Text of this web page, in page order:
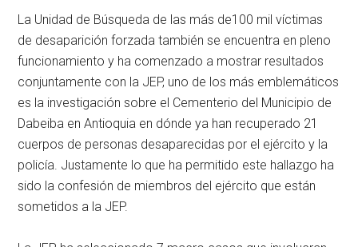
La Unidad de Búsqueda de las más de100 mil víctimas
de desaparición forzada también se encuentra en pleno
funcionamiento y ha comenzado a mostrar resultados
conjuntamente con la JEP, uno de los más emblemáticos
es la investigación sobre el Cementerio del Municipio de
Dabeiba en Antioquia en dónde ya han recuperado 21
cuerpos de personas desaparecidas por el ejército y la
policía. Justamente lo que ha permitido este hallazgo ha
sido la confesión de miembros del ejército que están
sometidos a la JEP.